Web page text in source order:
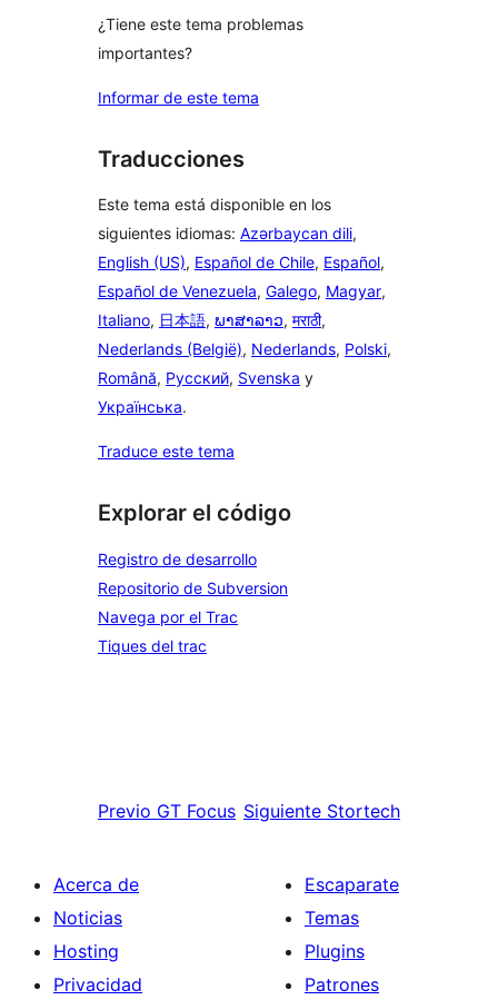
¿Tiene este tema problemas
importantes?
Informar de este tema
Traducciones
Este tema está disponible en los
siguientes idiomas: Azərbaycan dili,
English (US), Español de Chile, Español,
Español de Venezuela, Galego, Magyar,
Italiano, 日本語, ພາສາລາວ, मराठी,
Nederlands (België), Nederlands, Polski,
Română, Русский, Svenska y
Українська.
Traduce este tema
Explorar el código
Registro de desarrollo
Repositorio de Subversion
Navega por el Trac
Tiques del trac
Previo GT Focus Siguiente Stortech
Acerca de
Noticias
Hosting
Privacidad
Escaparate
Temas
Plugins
Patrones